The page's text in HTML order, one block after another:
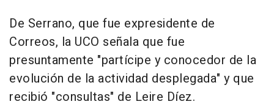
De Serrano, que fue expresidente de
Correos, la UCO señala que fue
presuntamente "partícipe y conocedor de la
evolución de la actividad desplegada" y que
recibió "consultas" de Leire Díez.